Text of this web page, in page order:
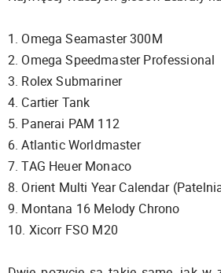
1. Omega Seamaster 300M
2. Omega Speedmaster Professional
3. Rolex Submariner
4. Cartier Tank
5. Panerai PAM 112
6. Atlantic Worldmaster
7. TAG Heuer Monaco
8. Orient Multi Year Calendar
9. Montana 16 Melody Chrono
10. Xicorr FSO M20